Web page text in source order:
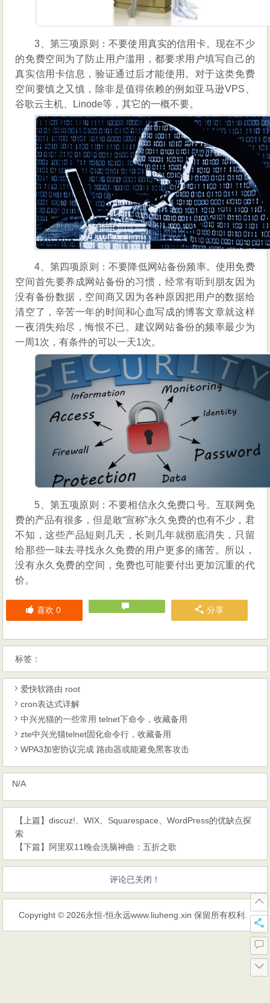
3、第三项原则：不要使用真实的信用卡。现在不少
的免费空间为了防止用户滥用，都要求用户填写自己的
真实信用卡信息，验证通过后才能使用。对于这类免费
空间要慎之又慎，除非是值得依赖的例如亚马逊VPS、
谷歌云主机、Linode等，其它的一概不要。
4、第四项原则：不要降低网站备份频率。使用免费
空间首先要养成网站备份的习惯，经常有听到朋友因为
没有备份数据，空间商又因为各种原因把用户的数据给
清空了，辛苦一年的时间和心血写成的博客文章就这样
一夜消失殆尽，悔恨不已。建议网站备份的频率最少为
一周1次，有条件的可以一天1次。
5、第五项原则：不要相信永久免费口号。互联网免
费的产品有很多，但是敢“宣称”永久免费的也有不少，君
不知，这些产品短则几天，长则几年就彻底消失，只留
给那些一味去寻找永久免费的用户更多的痛苦。所以，
没有永久免费的空间，免费也可能要付出更加沉重的代
价。
喜欢 0 分享
标签：
爱快软路由 root
cron表达式详解
中兴光猫的一些常用 telnet下命令，收藏备用
zte中兴光猫telnet固化命令行，收藏备用
WPA3加密协议完成 路由器或能避免黑客攻击
N/A
【上篇】discuz!、WIX、Squarespace、WordPress的优缺点探
索
【下篇】 阿里双11晚会洗脑神曲：五折之歌
评论已关闭！
Copyright © 2026永恒-恒永远www.liuheng.xin 保留所有权利.